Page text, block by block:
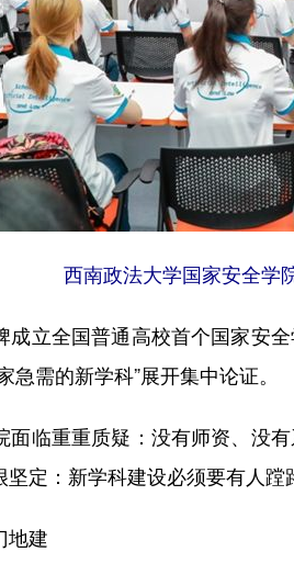
西南政法大学国家安全学
立全国普通高校首个国家安
需的新学科”展开集中论证。
临重重质疑：没有师资、没
定：新学科建设必须要有人蹚
建